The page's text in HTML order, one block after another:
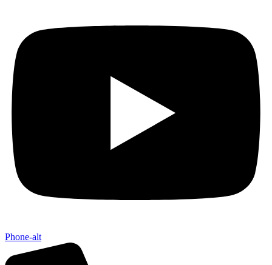
Phone-alt